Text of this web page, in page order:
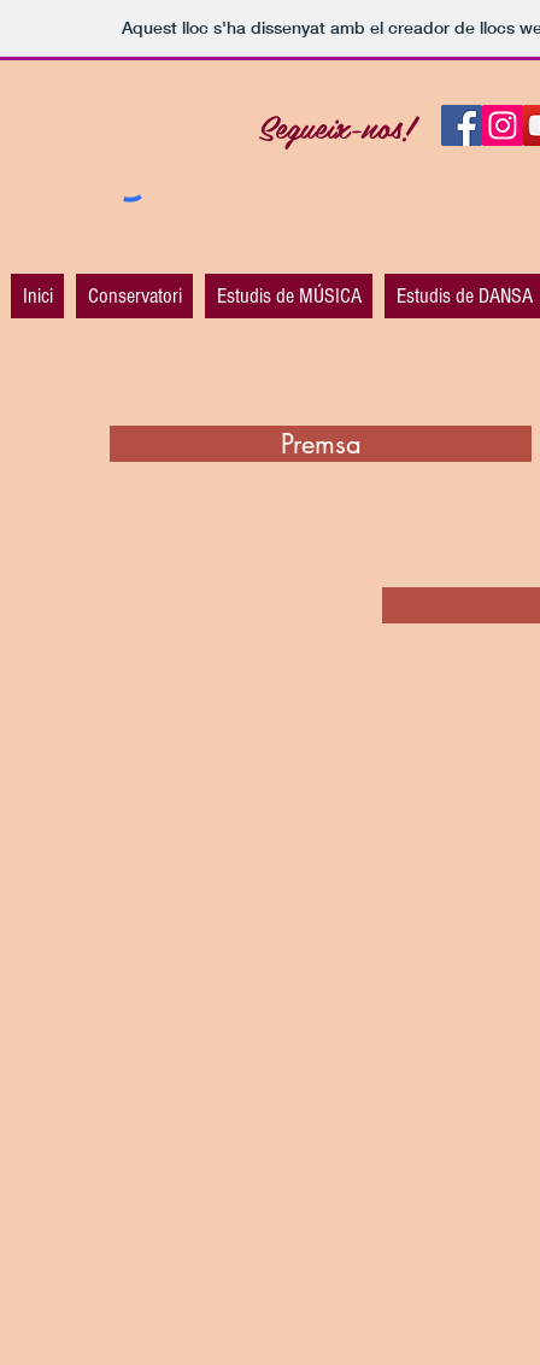
Aquest lloc s'ha dissenyat amb el creador de llocs
Segueix-nos!
Inici Conservatori Estudis de MÚSICA Estudis de DANSA
Premsa